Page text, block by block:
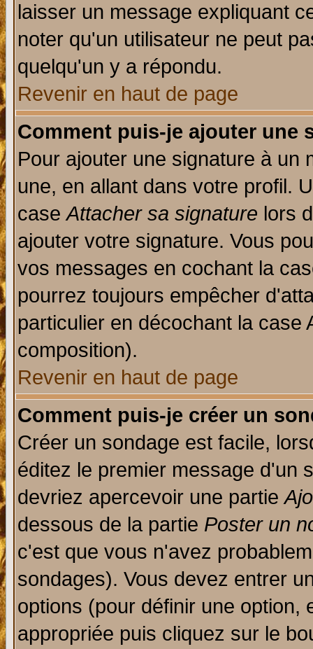
laisser un message expliquant
noter qu'un utilisateur ne peut
quelqu'un y a répondu.
Revenir en haut de page
Comment puis-je ajouter une
Pour ajouter une signature à un
une, en allant dans votre profil.
caseAttacher sa signature lors
ajouter votre signature. Vous
vos messages en cochant la
pourrez toujours empêcher
particulier en décochant la
composition).
Revenir en haut de page
Comment puis-je créer un
Créer un sondage est facile,
éditez le premier message d'un
devriez apercevoir une partie
dessous de la partie Poster un
c'est que vous n'avez
sondages). Vous devez entrer
options (pour définir une option,
appropriée puis cliquez sur le